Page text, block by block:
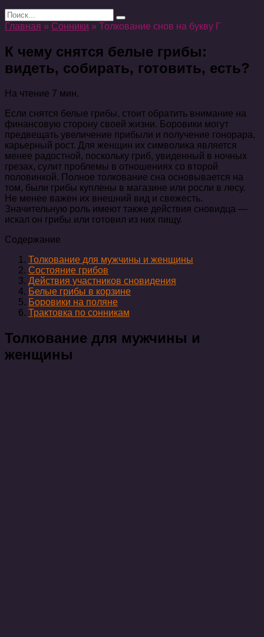
Search
for:
Главная » Сонники » Толкование снов на букву Г
К чему снятся белые грибы:
видеть, собирать, готовить, есть?
На чтение 7 мин.
Если снятся белые грибы, стоит обратить внимание на
финансовую сторону своей жизни. Боровики могут
предвещать увеличение прибыли и получение гонорара,
карьерный рост. Для женщин их символика является
менее радостной, поскольку гриб, увиденный в ночных
грезах, сулит проблемы в отношениях со второй
половинкой. Полное толкование сна основывается на
том, были грибы куплены в магазине или росли в лесу.
Не менее важен их внешний вид и свежесть.
Значительную роль имеют также действия сновидца —
искал он грибы или готовил из них пищу.
Содержание
Толкование для мужчины и женщины
Состояние грибов
Действия участников сновидения
Белые грибы в корзине
Боровики на поляне
Трактовка по сонникам
Толкование для мужчины и
женщины